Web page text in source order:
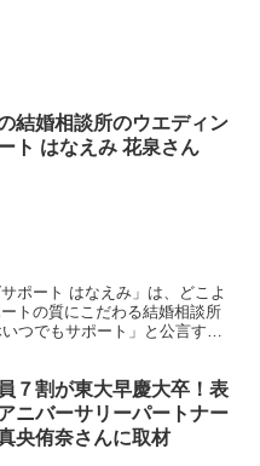
結婚相談所のウエディン
ト はなえみ 花泉さん
ポート はなえみ」は、どこよ
トの質にこだわる結婚相談所
つでもサポート」と公言する
７割が東大早慶大卒！表
ニバーサリーパートナー
央侑奈さんに取材